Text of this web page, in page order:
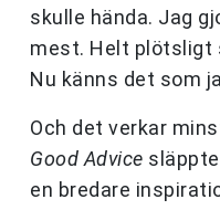
skulle hända. Jag
mest. Helt plötsligt
Nu känns det som
Och det verkar
Good Advice
en bredare